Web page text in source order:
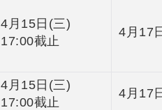
4月15日(三)
17:00截止
4月17
4月15日(三)
17:00截止
4月17